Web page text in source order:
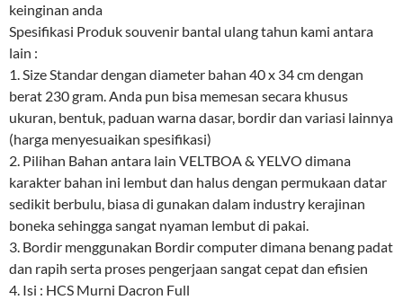
keinginan anda
Spesifikasi Produk souvenir bantal ulang tahun kami antara
lain :
1. Size Standar dengan diameter bahan 40 x 34 cm dengan
berat 230 gram. Anda pun bisa memesan secara khusus
ukuran, bentuk, paduan warna dasar, bordir dan variasi lainnya
(harga menyesuaikan spesifikasi)
2. Pilihan Bahan antara lain VELTBOA & YELVO dimana
karakter bahan ini lembut dan halus dengan permukaan datar
sedikit berbulu, biasa di gunakan dalam industry kerajinan
boneka sehingga sangat nyaman lembut di pakai.
3. Bordir menggunakan Bordir computer dimana benang padat
dan rapih serta proses pengerjaan sangat cepat dan efisien
4. Isi : HCS Murni Dacron Full